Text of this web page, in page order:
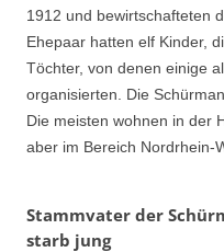
1912 und bewirtschafteten
Ehepaar hatten elf Kinder,
Töchter, von denen einige
organisierten. Die
Die meisten wohnen in der
aber im Bereich Nordrhein-
Stammvater der
starb jung